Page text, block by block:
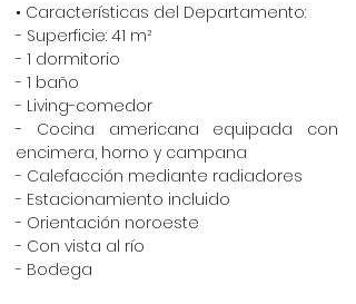
• Características del Departamento:
- Superficie: 41 m²
- 1 dormitorio
- 1 baño
- Living-comedor
- Cocina americana equipada con
encimera, horno y campana
- Calefacción mediante radiadores
- Estacionamiento incluido
- Orientación noroeste
- Con vista al río
- Bodega